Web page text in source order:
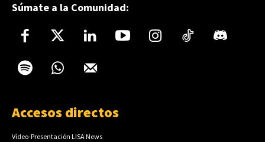
Súmate a la Comunidad:
Accesos directos
Vídeo-Presentación LISA News